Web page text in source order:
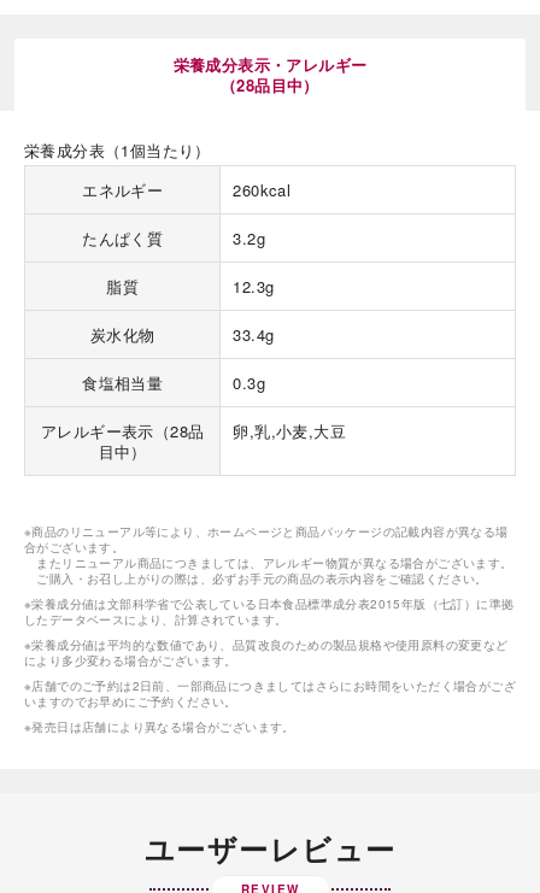
栄養成分表示・アレルギー
（28品目中）
栄養成分表（1個当たり）
エネルギー
260kcal
たんぱく質 3.2g
脂質 12.3g
炭水化物 33.4g
食塩相当量 0.3g
アレルギー表示（28品
目中）
卵,乳,小麦,大豆
※商品のリニューアル等により、ホームページと商品パッケージの記載内容が異なる場
合がございます。
またリニューアル商品につきましては、アレルギー物質が異なる場合がございます。
ご購入・お召し上がりの際は、必ずお手元の商品の表示内容をご確認ください。
※栄養成分値は文部科学省で公表している日本食品標準成分表2015年版（七訂）に準拠
したデータベースにより、計算されています。
※栄養成分値は平均的な数値であり、品質改良のための製品規格や使用原料の変更など
により多少変わる場合がございます。
※店舗でのご予約は2日前、一部商品につきましてはさらにお時間をいただく場合がござ
いますのでお早めにご予約ください。
※発売日は店舗により異なる場合がございます。
ユーザーレビュー
REVIEW
やつ時」という意味を込
Malaysia
UAE